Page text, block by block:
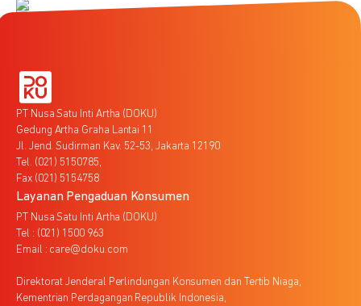
PT Nusa Satu Inti Artha (DOKU)
Gedung Artha Graha Lantai 11
Jl. Jend. Sudirman Kav. 52-53, Jakarta 12190
Tel. (021) 5150785,
Fax (021) 5154758
Layanan Pengaduan Konsumen
PT Nusa Satu Inti Artha (DOKU)
Tel : (021) 1500 963
Email : care@doku.com
Direktorat Jenderal Perlindungan Konsumen dan Tertib Niaga,
Kementrian Perdagangan Republik Indonesia,